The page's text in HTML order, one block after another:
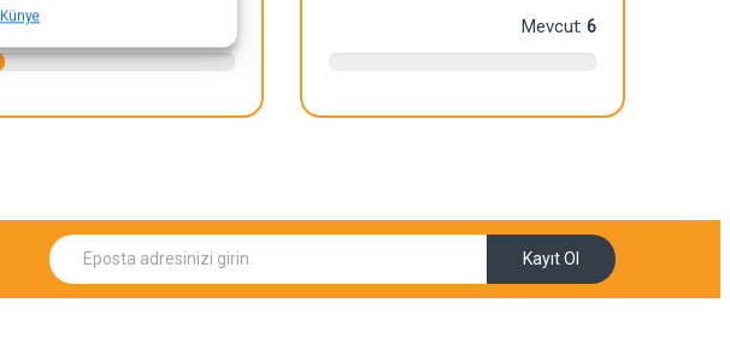
Künye Mevcut:6
E
p
Kayıt Ol